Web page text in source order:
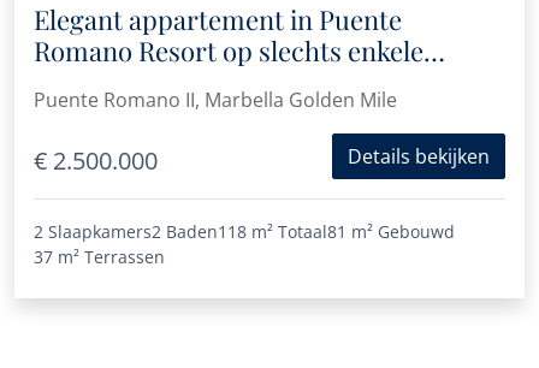
Elegant appartement in Puente
Romano Resort op slechts enkele
stappen van het strand
Puente Romano II, Marbella Golden Mile
€ 2.500.000 Details bekijken
2 Slaapkamers2 Baden118 m² Totaal81 m² Gebouwd
37 m² Terrassen